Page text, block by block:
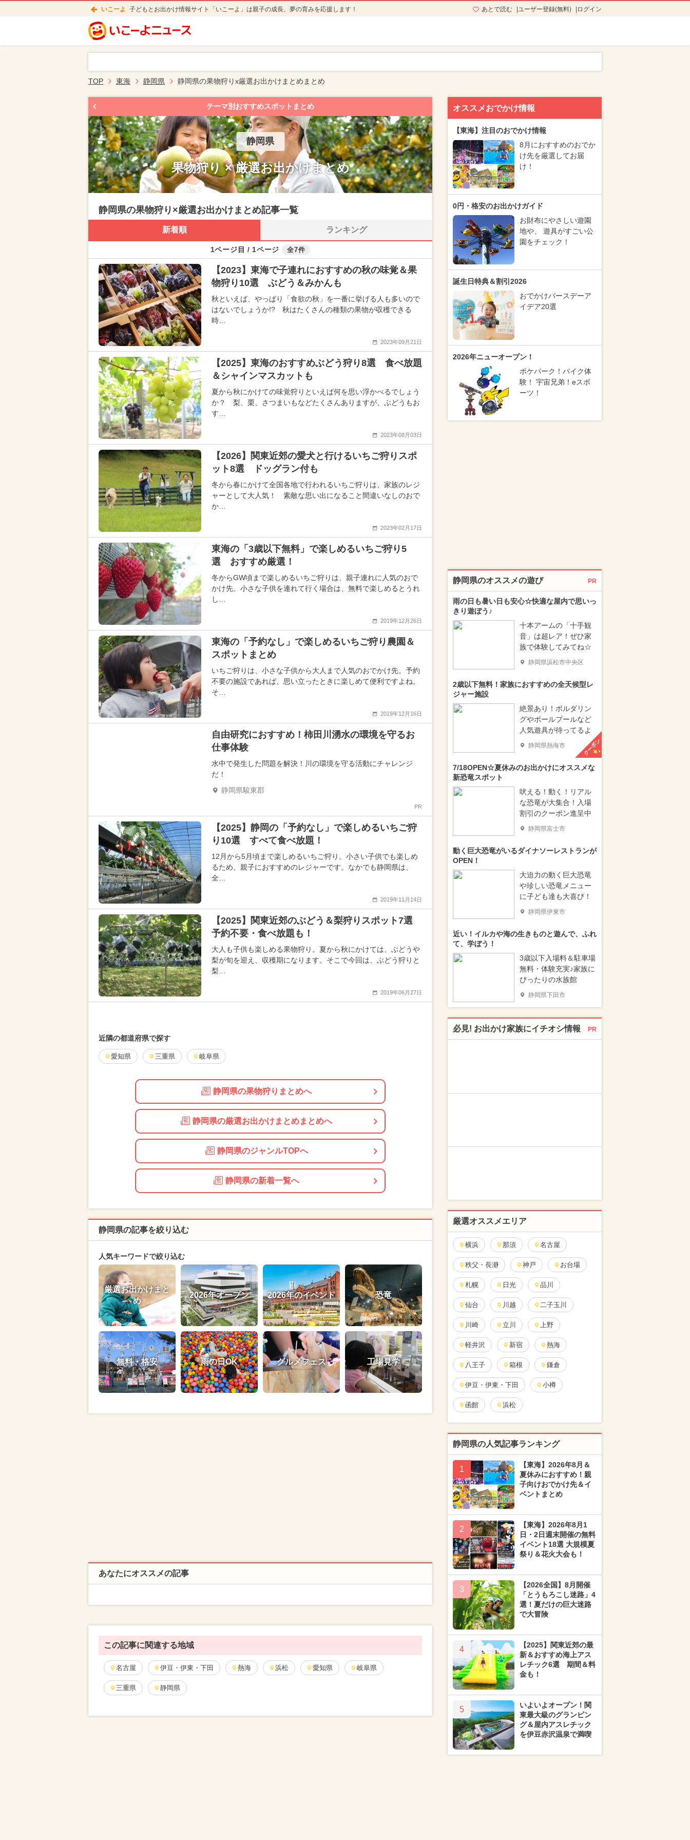
いこーよ 子どもとお出かけ情報サイト「いこーよ」は親子の成長、夢の育みを応援します！ あとで読む ユーザー登録(無料) ログイン
TOP 東海 静岡県 静岡県の果物狩りx厳選お出かけまとめまとめ
テーマ別おすすめスポットまとめ
静岡県
果物狩り × 厳選お出かけまとめ
静岡県の果物狩り×厳選お出かけまとめ記事一覧
新着順 ランキング
1ページ目 / 1ページ 全7件
【2023】東海で子連れにおすすめの秋の味覚＆果
物狩り10選 ぶどう＆みかんも
秋といえば、やっぱり「食欲の秋」を一番に挙げる人も多いので
はないでしょうか!? 秋はたくさんの種類の果物が収穫できる
時…
2023年09月21日
【2025】東海のおすすめぶどう狩り8選 食べ放題
＆シャインマスカットも
夏から秋にかけての味覚狩りといえば何を思い浮かべるでしょう
か？ 梨、栗、さつまいもなどたくさんありますが、ぶどうもお
す…
2023年08月03日
【2026】関東近郊の愛犬と行けるいちご狩りスポ
ット8選 ドッグラン付も
冬から春にかけて全国各地で行われるいちご狩りは、家族のレジ
ャーとして大人気！ 素敵な思い出になること間違いなしのおで
か…
2023年02月17日
東海の「3歳以下無料」で楽しめるいちご狩り5
選 おすすめ厳選！
冬からGW頃まで楽しめるいちご狩りは、親子連れに人気のおで
かけ先。小さな子供を連れて行く場合は、無料で楽しめるとうれ
し…
2019年12月26日
東海の「予約なし」で楽しめるいちご狩り農園＆
スポットまとめ
いちご狩りは、小さな子供から大人まで人気のおでかけ先。予約
不要の施設であれば、思い立ったときに楽しめて便利ですよね。
そ…
2019年12月16日
自由研究におすすめ！柿田川湧水の環境を守るお
仕事体験
水中で発生した問題を解決！川の環境を守る活動にチャレンジ
だ！
静岡県駿東郡
PR
【2025】静岡の「予約なし」で楽しめるいちご狩
り10選 すべて食べ放題！
12月から5月頃まで楽しめるいちご狩り。小さい子供でも楽しめ
るため、親子におすすめのレジャーです。なかでも静岡県は、
全…
2019年11月14日
【2025】関東近郊のぶどう＆梨狩りスポット7選
予約不要・食べ放題も！
大人も子供も楽しめる果物狩り。夏から秋にかけては、ぶどうや
梨が旬を迎え、収穫期になります。そこで今回は、ぶどう狩りと
梨…
2019年06月27日
近隣の都道府県で探す
愛知県 三重県 岐阜県
静岡県の果物狩りまとめへ
静岡県の厳選お出かけまとめまとめへ
静岡県のジャンルTOPへ
静岡県の新着一覧へ
静岡県の記事を絞り込む
人気キーワードで絞り込む
厳選お出かけまと
め
2026年オープン 2026年のイベント 恐竜
無料・格安 雨の日OK グルメフェス 工場見学
あなたにオススメの記事
この記事に関連する地域
名古屋 伊豆・伊東・下田 熱海 浜松 愛知県 岐阜県
三重県 静岡県
オススメおでかけ情報
【東海】注目のおでかけ情報
8月におすすめのおでか
け先を厳選してお届
け！
0円・格安のお出かけガイド
お財布にやさしい遊園
地や、 遊具がすごい公
園をチェック！
誕生日特典＆割引2026
おでかけバースデーア
イデア20選
2026年ニューオープン！
ポケパーク！バイク体
験！ 宇宙兄弟！eスポ
ーツ！
静岡県のオススメの遊び PR
雨の日も暑い日も安心☆快適な屋内で思いっ
きり遊ぼう♪
十本アームの「十手観
音」は超レア！ぜひ家
族で体験してみてね☆
静岡県浜松市中央区
2歳以下無料！家族におすすめの全天候型レ
ジャー施設
絶景あり！ボルダリン
グやボールプールなど
人気遊具が待ってるよ
静岡県熱海市 クーポン
7/18OPEN☆夏休みのお出かけにオススメな
新恐竜スポット
吠える！動く！リアル
な恐竜が大集合！入場
割引のクーポン進呈中
静岡県富士市
動く巨大恐竜がいるダイナソーレストランが
OPEN！
大迫力の動く巨大恐竜
や珍しい恐竜メニュー
に子ども達も大喜び！
静岡県伊東市
近い！イルカや海の生きものと遊んで、ふれ
て、学ぼう！
3歳以下入場料＆駐車場
無料・体験充実♪家族に
ぴったりの水族館
静岡県下田市
必見! お出かけ家族にイチオシ情報 PR
厳選オススメエリア
横浜 那須 名古屋
秩父・長瀞 神戸 お台場
札幌 日光 品川
仙台 川越 二子玉川
川崎 立川 上野
軽井沢 新宿 熱海
八王子 箱根 鎌倉
伊豆・伊東・下田 小樽
函館 浜松
静岡県の人気記事ランキング
1
【東海】2026年8月＆
夏休みにおすすめ！親
子向けおでかけ先＆イ
ベントまとめ
2
【東海】2026年8月1
日・2日週末開催の無料
イベント18選 大規模夏
祭り＆花火大会も！
3
【2026全国】8月開催
「とうもろこし迷路」4
選！夏だけの巨大迷路
で大冒険
4
【2025】関東近郊の最
新＆おすすめ海上アス
レチック6選 期間＆料
金も！
5
いよいよオープン！関
東最大級のグランピン
グ＆屋内アスレチック
を伊豆赤沢温泉で満喫